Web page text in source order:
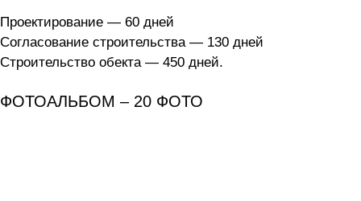
Проектирование — 60 дней
Согласование строительства — 130 дней
Строительство обекта — 450 дней.
ФОТОАЛЬБОМ – 20 ФОТО